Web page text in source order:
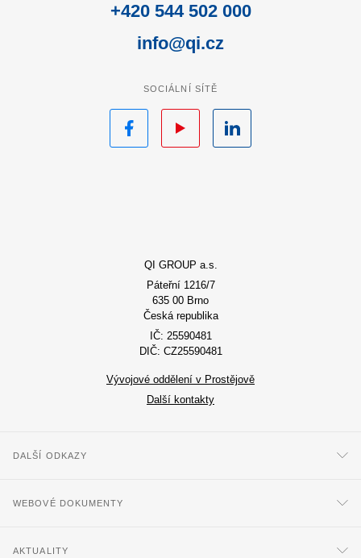
QI GROUP a.s.
Páteřní 1216/7
635 00 Brno
Česká republika
IČ: 25590481
DIČ: CZ25590481
Vývojové oddělení v Prostějově
Další kontakty
+420 544 502 000
info@qi.cz
SOCIÁLNÍ SÍTĚ
Facebook
DALŠÍ ODKAZY
WEBOVÉ DOKUMENTY
AKTUALITY